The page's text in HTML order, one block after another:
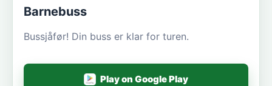
Barnebuss
Bussjåfør! Din buss er klar for turen.
Play on Google Play